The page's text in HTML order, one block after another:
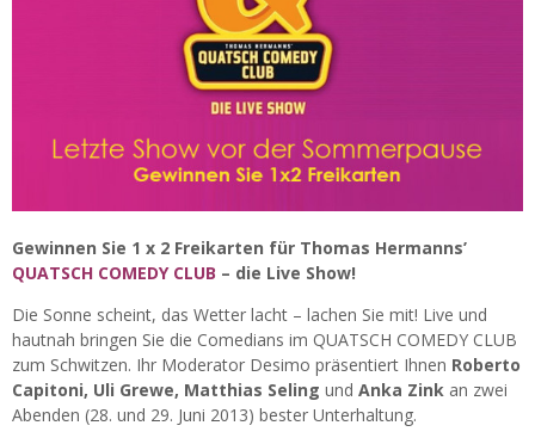
Gewinnen Sie 1 x 2 Freikarten für Thomas Hermanns’
QUATSCH COMEDY CLUB – die Live Show!
Die Sonne scheint, das Wetter lacht – lachen Sie mit! Live und
hautnah bringen Sie die Comedians im QUATSCH COMEDY CLUB
zum Schwitzen. Ihr Moderator Desimo präsentiert Ihnen Roberto
Capitoni, Uli Grewe, Matthias Seling und Anka Zink an zwei
Abenden (28. und 29. Juni 2013) bester Unterhaltung.